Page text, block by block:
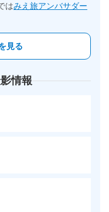
はみえ旅アンバサダー
見る
情報